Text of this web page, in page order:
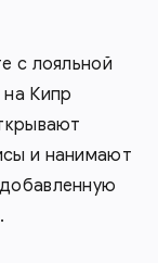
с лояльной
Кипр
и нанимают